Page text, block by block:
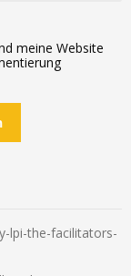
meine Website
lpi-the-facilitators-